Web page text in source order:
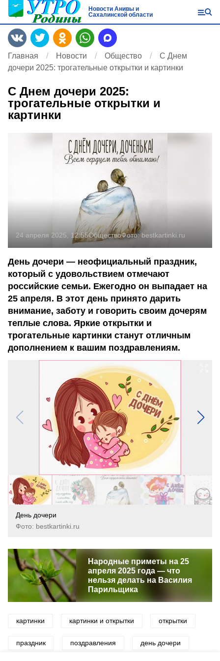
Новости Анивы и
Сахалинской области
Главная Новости Общество
С Днем
дочери 2025: трогательные открытки и картинки
С Днем дочери 2025:
трогательные открытки и
картинки
24 апреля 2025, 12:55ОбществоФото:bestkartinki.ru
День дочери — неофициальный праздник,
который с удовольствием отмечают
российские семьи. Ежегодно он выпадает на
25 апреля. В этот день принято дарить
внимание, заботу и говорить своим дочерям
теплые слова. Яркие открытки и
трогательные картинки станут отличным
дополнением к вашим поздравлениям.
День дочери
Фото: bestkartinki.ru
Народные приметы на 25
апреля 2025 года — что
нельзя делать на Василия
Парильщика
картинки картинки и открытки открытки
праздник поздравления день дочери